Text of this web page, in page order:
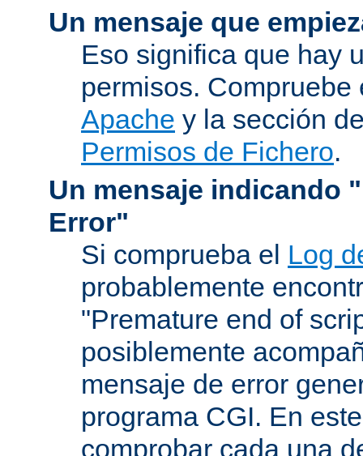
Un mensaje que
Eso significa que hay
permisos.
Apache y la sección
Permisos de Fichero.
Un mensaje indicando
Error"
Si comprueba el Log
probablemente
"Premature end of
posiblemente
mensaje de error
programa CGI. En
comprobar cada una